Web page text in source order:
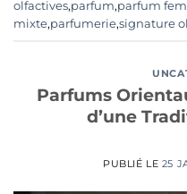
olfactives,parfum,parfum
mixte,parfumerie,signature
Parfums
d’une
PUBLIÉ LE 25